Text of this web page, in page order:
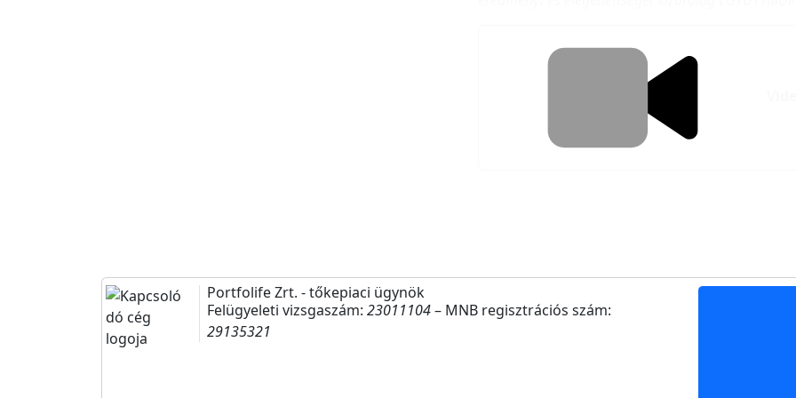
Portfolife Zrt. - tőkepiaci ügynök
Felügyeleti vizsgaszám: 23011104–MNB regisztrációs szám:
29135321